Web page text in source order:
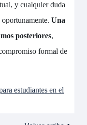
y cualquier duda
oportunamente.Una
posteriores,
formal de
estudiantes en el